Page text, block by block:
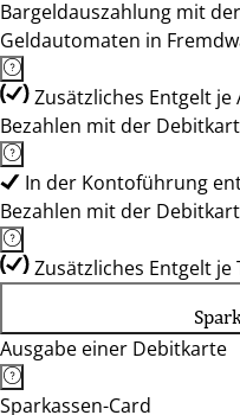
Bargeldauszahlung mit
Geldautomaten in
Zusätzliches Entgelt je
Bezahlen mit der
In der Kontoführung
Bezahlen mit der
Zusätzliches Entgelt je
Ausgabe einer Debitkarte
Sparkassen-Card